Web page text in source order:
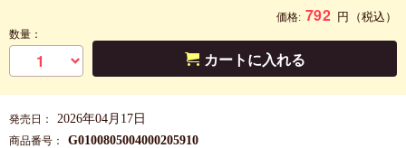
価格: 792 円 （税込）
数量：
カートに入れる
発売日： 2026年04月17日
商品番号： G0100805004000205910